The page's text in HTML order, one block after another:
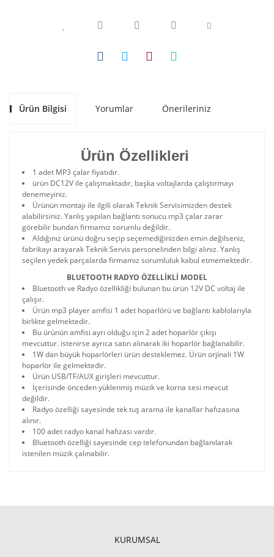
Ürün Bilgisi Yorumlar Önerileriniz
Ürün Özellikleri
1 adet MP3 çalar fiyatıdır.
ürün DC12V ile çalışmaktadır, başka voltajlarda çalıştırmayı
denemeyiniz.
Ürünün montajı ile ilgili olarak Teknik Servisimizden destek
alabilirsiniz. Yanlış yapılan bağlantı sonucu mp3 çalar zarar
görebilir bundan firmamız sorumlu değildir.
Aldığınız ürünü doğru seçip seçemediğinizden emin değilseniz,
fabrikayı arayarak Teknik Servis personelinden bilgi alınız. Yanlış
seçilen yedek parçalarda firmamız sorumluluk kabul etmemektedir.
BLUETOOTH RADYO ÖZELLİKLİ MODEL
Bluetooth ve Radyo özellikliği bulunan bu ürün 12V DC voltaj ile
çalışır.
Ürün mp3 player amfisi 1 adet hoparlörü ve bağlantı kablolarıyla
birlikte gelmektedir.
Bu ürünün amfisi ayrı olduğu için 2 adet hoparlör çıkışı
mevcuttur. istenirse ayrıca satın alınarak iki hoparlör bağlanabilir.
1W dan büyük hoparlörleri ürün desteklemez. Ürün orjinali 1W
hoparlör ile gelmektedir.
Ürün USB/TF/AUX girişleri mevcuttur.
İçerisinde önceden yüklenmiş müzik ve korna sesi mevcut
değildir.
Radyo özelliği sayesinde tek tuş arama ile kanallar hafızasına
alınır.
100 adet radyo kanal hafızası vardır.
Bluetooth özelliği sayesinde cep telefonundan bağlanılarak
istenilen müzik çalınabilir.
KURUMSAL